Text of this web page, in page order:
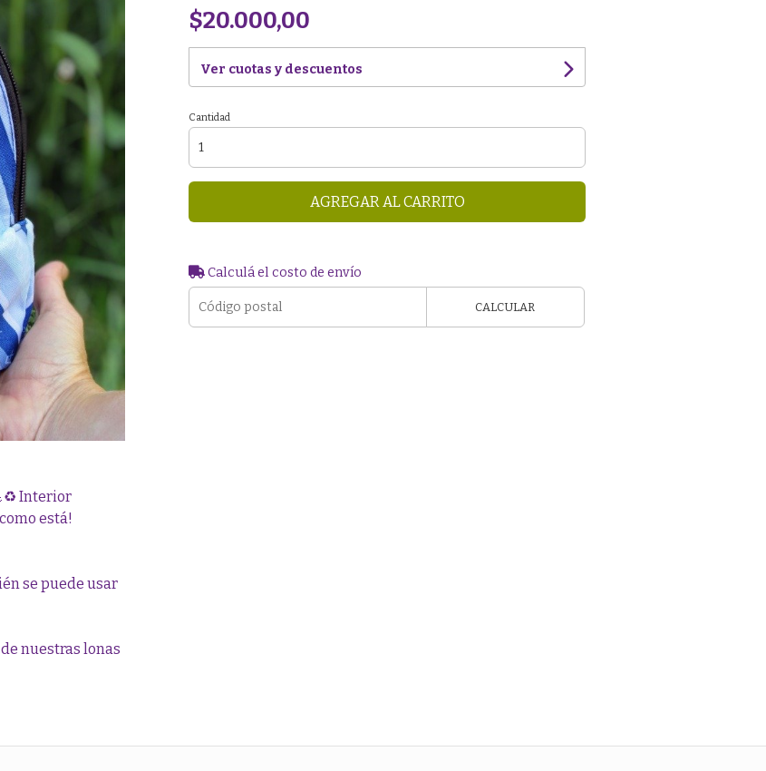
Interior
está!
se puede usar
nuestras lonas
$20.000,00
Ver cuotas y descuentos
Cantidad
AGREGAR AL CARRITO
Calculá el costo de envío
CALCULAR